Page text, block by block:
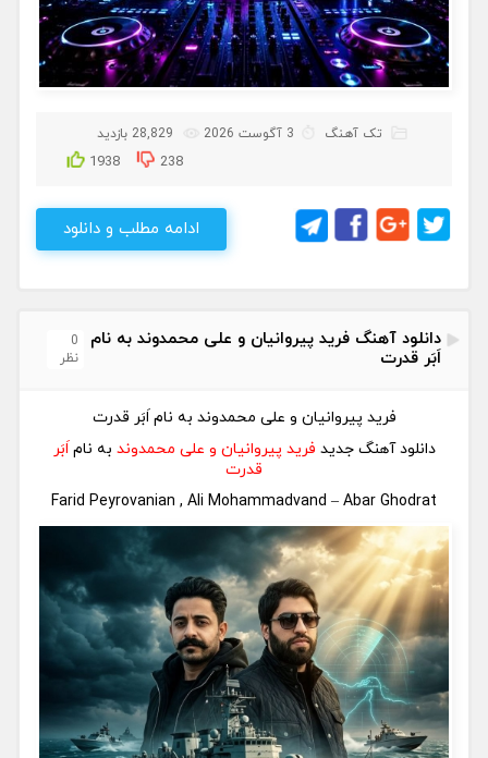
تک آهنگ 3 آگوست 2026 28,829 بازدید
1938 238
ادامه مطلب و دانلود
دانلود آهنگ فرید پیروانیان و علی محمدوند به نام
اَبَر قدرت
0
نظر
فرید پیروانیان و علی محمدوند به نام اَبَر قدرت
دانلود آهنگ جدید فرید پیروانیان و علی محمدوند به ناماَبَر
قدرت
Farid Peyrovanian , Ali Mohammadvand – Abar Ghodrat